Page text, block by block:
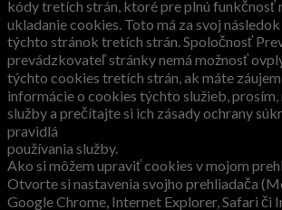
kódy tretích strán, ktoré pre plnú funkčnosť
ukladanie cookies. Toto má za svoj
týchto stránok tretích strán. Spoločnosť
prevádzkovateľ stránky nemá možnosť
týchto cookies tretích strán, ak máte
informácie o cookies týchto služieb,
služby a prečítajte si ich zásady ochrany
pravidlá
používania služby.
Ako si môžem upraviť cookies v mojom
Otvorte si nastavenia svojho prehliadača
Google Chrome, Internet Explorer, Safari či